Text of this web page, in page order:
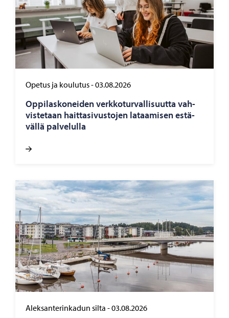
Opetus ja koulutus-03.08.2026
Op­pi­las­ko­nei­den verk­ko­tur­val­li­suut­ta vah­
vis­te­taan hait­ta­si­vus­to­jen la­taa­mi­sen es­tä­
väl­lä pal­ve­lul­la
Aleksanterinkadun silta -03.08.2026